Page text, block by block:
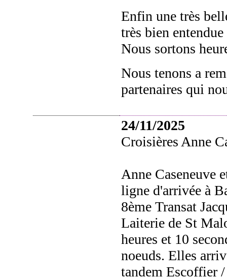
Enfin une très
très bien
Nous sortons
Nous tenons a
partenaires qui
24/11/2025
Croisières Anne
Anne Caseneuve
ligne d'arrivée à
8ème Transat
Laiterie de St
heures et 10
noeuds. Elles
tandem Escoffier